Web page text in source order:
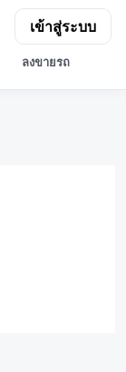
ลงขายรถ
เข้าสู่ระบบ